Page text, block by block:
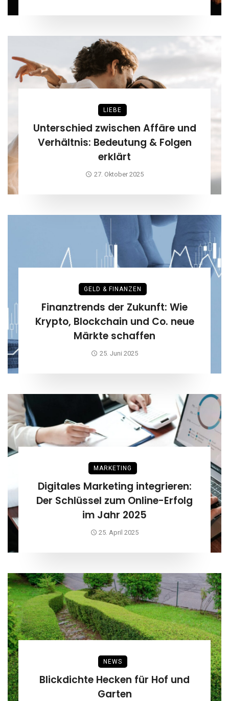
LIEBE
Unterschied zwischen Affäre und
Verhältnis: Bedeutung & Folgen
erklärt
27. Oktober 2025
GELD & FINANZEN
Finanztrends der Zukunft: Wie
Krypto, Blockchain und Co. neue
Märkte schaffen
25. Juni 2025
MARKETING
Digitales Marketing integrieren:
Der Schlüssel zum Online-Erfolg
im Jahr 2025
25. April 2025
NEWS
Blickdichte Hecken für Hof und
Garten